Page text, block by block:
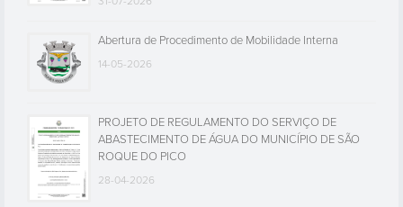
Abertura de Procedimento de Mobilidade Interna
14-05-2026
PROJETO DE REGULAMENTO DO SERVIÇO DE
ABASTECIMENTO DE ÁGUA DO MUNICÍPIO DE SÃO
ROQUE DO PICO
28-04-2026